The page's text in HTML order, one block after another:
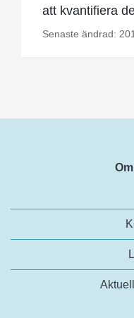
att kvantifiera
Senaste ändrad: